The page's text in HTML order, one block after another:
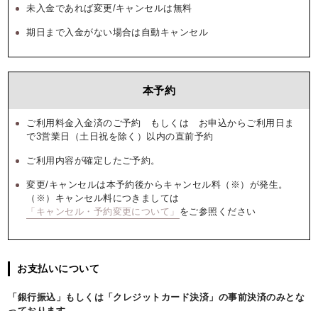
未入金であれば変更/キャンセルは無料
期日まで入金がない場合は自動キャンセル
本予約
ご利用料金入金済のご予約 もしくは お申込からご利用日ま
で3営業日（土日祝を除く）以内の直前予約
ご利用内容が確定したご予約。
変更/キャンセルは本予約後からキャンセル料（※）が発生。
（※）キャンセル料につきましては
「キャンセル・予約変更について」 をご参照ください
お支払いについて
「銀行振込」もしくは「クレジットカード決済」の事前決済のみとな